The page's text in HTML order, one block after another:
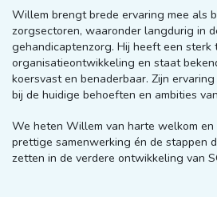
Willem brengt brede ervaring mee als
zorgsectoren, waaronder langdurig in
gehandicaptenzorg. Hij heeft een sterk
organisatieontwikkeling en staat
koersvast en benaderbaar. Zijn
bij de huidige behoeften en ambities
We heten Willem van harte welkom en
prettige samenwerking én de stappen
zetten in de verdere ontwikkeling van